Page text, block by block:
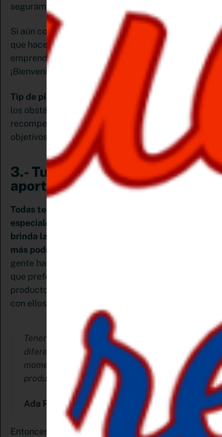
seguramente no volverán a ser lo que eran antes.
Si aún consciente de los sacrificios que tendrás
que hacer, decides trabajar en tu
emprendimiento, entonces solo puedo decirte:
¡Bienvenida!
Tip de pinemprendedora
: Así como tienes claro
los obstáculos, ten presente la meta y las
recompensas que obtendrás si trabajas por tus
objetivos.
3.- Tus productos o servicios
aportan soluciones
Todas tenemos esa cualidad única que nos hace
especiales y es esa particularidad la que nos
brinda la oportunidad de aportar lo que nadie
más podría ofrecer
gente haciendo lo mismo que tú, habrá clientes
que preferirán trabajar contigo, ya sea por tu
producto o servicio, la forma como te comunicas
con ellos y cualquier otra razón.
Tener claras tus cualidades y tu punto de
diferenciación te será de gran ayuda al
momento de comunicar tu marca y crear tus
productos o servicios
Ada Ramírez
Entonces, ¿Cómo puedes determinar si tu